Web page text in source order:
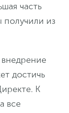
часть
получили из
достичь
К
все